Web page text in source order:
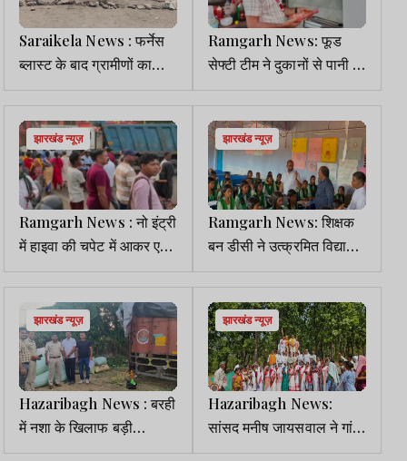
Saraikela News : फर्नेस
ब्लास्ट के बाद ग्रामीणों का
फूटा गुस्सा, गैलेक्सी एक्सपोर्ट
प्लांट के मेन गेट पर प्रदर्शन
Ramgarh News: फूड
सेफ्टी टीम ने दुकानों से पानी व
खाद्य पदार्थों के लिए सैंपल
झारखंड न्यूज़
Ramgarh News : नो इंट्री
में हाइवा की चपेट में आकर एक
की मौत, नईसराय चौक घंटों
जाम
झारखंड न्यूज़
Ramgarh News: शिक्षक
बन डीसी ने उत्क्रमित विद्यालय
के बच्चों को पढ़ाया, दिया
सक्सेस का मंत्र
झारखंड न्यूज़
Hazaribagh News : बरही
में नशा के खिलाफ बड़ी
कार्रवाई, ट्रक से 3 क्विंटल
झारखंड न्यूज़
Hazaribagh News:
सांसद मनीष जायसवाल ने गांव
में लगाई चौपाल, मोदी सरकार